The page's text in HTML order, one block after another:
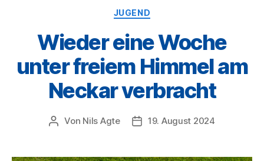
Kategorien
JUGEND
Wieder eine Woche
unter freiem Himmel am
Neckar verbracht
Beitragsautor
Von Nils Agte Veröffentlichungsdatum
19. August 2024